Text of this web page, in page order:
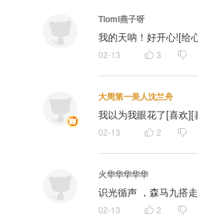
Tloml燕子呀
我的天呐！好开心![给
02-13 3
大周第一美人沈兰舟
我以为我眼花了[喜欢][
02-13 2
火华华华华华
识光循声 ，森马九搭
02-13 2